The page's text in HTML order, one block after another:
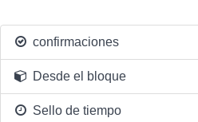
confirmaciones
Desde el bloque
Sello de tiempo